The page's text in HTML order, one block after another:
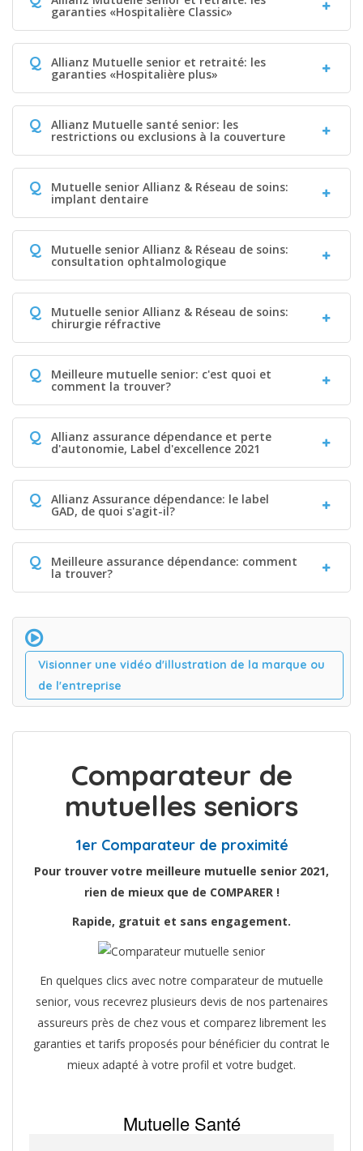
garanties «Hospitalière Classic»
Q Allianz Mutuelle senior et retraité: les
garanties «Hospitalière plus»
Q Allianz Mutuelle santé senior: les
restrictions ou exclusions à la couverture
Q Mutuelle senior Allianz & Réseau de soins:
implant dentaire
Q Mutuelle senior Allianz & Réseau de soins:
consultation ophtalmologique
Q Mutuelle senior Allianz & Réseau de soins:
chirurgie réfractive
Q Meilleure mutuelle senior: c'est quoi et
comment la trouver?
Q Allianz assurance dépendance et perte
d'autonomie, Label d'excellence 2021
Q Allianz Assurance dépendance: le label
GAD, de quoi s'agit-il?
Q Meilleure assurance dépendance: comment
la trouver?
Visionner une vidéo d'illustration de la marque ou
de l'entreprise
Comparateur de
mutuelles seniors
1er Comparateur de proximité
Pour trouver votre meilleure mutuelle senior 2021,
rien de mieux que de COMPARER !
Rapide, gratuit et sans engagement.
En quelques clics avec notre comparateur de mutuelle
senior, vous recevrez plusieurs devis de nos partenaires
assureurs près de chez vous et comparez librement les
garanties et tarifs proposés pour bénéficier du contrat le
mieux adapté à votre profil et votre budget.